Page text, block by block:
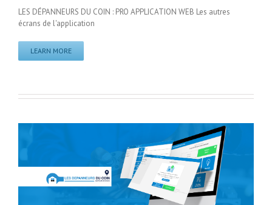
LES DÉPANNEURS DU COIN : PRO APPLICATION WEB Les autres
écrans de l'application
LEARN MORE